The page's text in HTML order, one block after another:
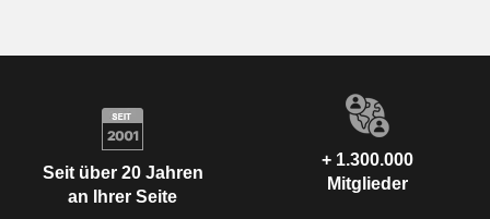
Seit über 20 Jahren
an Ihrer Seite
+ 1.300.000
Mitglieder